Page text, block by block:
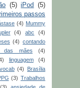
(5) iPod
(5)
passos
(4) Mummy
(4) abc
(4)
(4) contando
das mães
(4)
linguagem
(4)
(4)
Brasília
(3) Trabalhos